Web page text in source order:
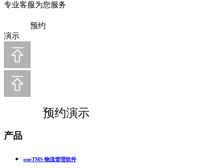
专业客服为您服务
预约
演示
预约演示
产品
oneTMS 物流管理软件